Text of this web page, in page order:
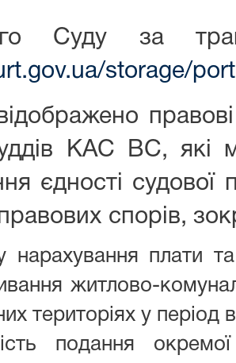
Суду за
storage/
КАС ВС, які
єдності судової
спорів,
нарахування плати
житлово-
територіях у період
подання